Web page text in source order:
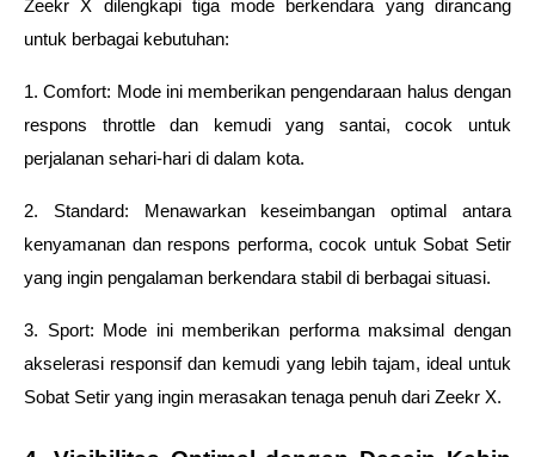
Zeekr X dilengkapi tiga mode berkendara yang dirancang
untuk berbagai kebutuhan:
1. Comfort: Mode ini memberikan pengendaraan halus dengan
respons throttle dan kemudi yang santai, cocok untuk
perjalanan sehari-hari di dalam kota.
2. Standard: Menawarkan keseimbangan optimal antara
kenyamanan dan respons performa, cocok untuk Sobat Setir
yang ingin pengalaman berkendara stabil di berbagai situasi.
3. Sport: Mode ini memberikan performa maksimal dengan
akselerasi responsif dan kemudi yang lebih tajam, ideal untuk
Sobat Setir yang ingin merasakan tenaga penuh dari Zeekr X.